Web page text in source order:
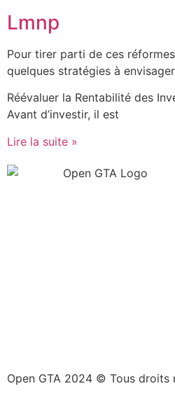
Lmnp
Pour tirer parti de ces
quelques stratégies à
Réévaluer la Rentabilité des
Avant d’investir, il est
Lire la suite »
Open GTA 2024 © Tous droits